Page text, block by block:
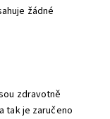
žádné
zdravotně
tak je zaručeno